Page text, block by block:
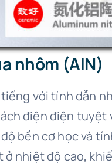
nhôm (AlN)
với tính dẫn
điện điện tuyệt
bền cơ học và
ở nhiệt độ cao,